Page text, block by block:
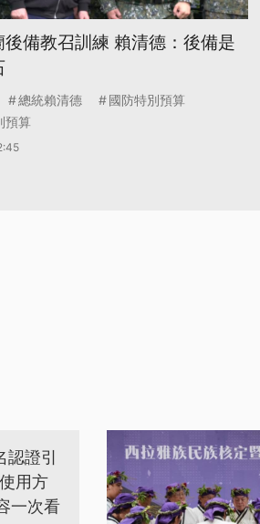
後備教召訓練 賴清德：後備是
總統賴清德
國防特別預算
預算
證引
用方
一次看